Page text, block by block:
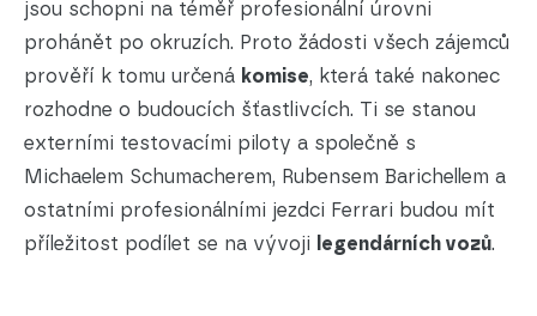
jsou schopni na téměř profesionální úrovni
prohánět po okruzích. Proto žádosti všech zájemců
prověří k tomu určená komise, která také nakonec
rozhodne o budoucích šťastlivcích. Ti se stanou
externími testovacími piloty a společně s
Michaelem Schumacherem, Rubensem Barichellem a
ostatními profesionálními jezdci Ferrari budou mít
příležitost podílet se na vývoji legendárních vozů.